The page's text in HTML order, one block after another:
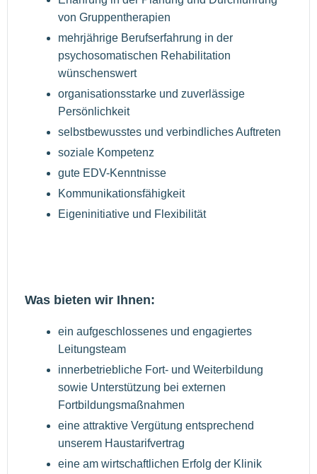
von Gruppentherapien
mehrjährige Berufserfahrung in der
psychosomatischen Rehabilitation
wünschenswert
organisationsstarke und zuverlässige
Persönlichkeit
selbstbewusstes und verbindliches Auftreten
soziale Kompetenz
gute EDV-Kenntnisse
Kommunikationsfähigkeit
Eigeninitiative und Flexibilität
Was bieten wir Ihnen:
ein aufgeschlossenes und engagiertes
Leitungsteam
innerbetriebliche Fort- und Weiterbildung
sowie Unterstützung bei externen
Fortbildungsmaßnahmen
eine attraktive Vergütung entsprechend
unserem Haustarifvertrag
eine am wirtschaftlichen Erfolg der Klinik